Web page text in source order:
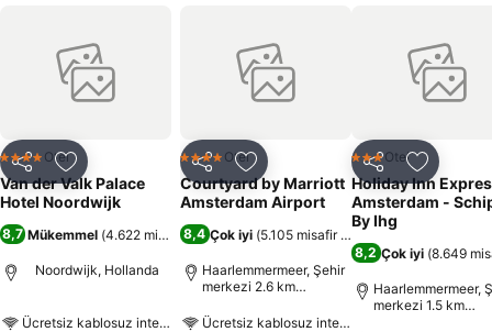
bunun yanında oda servis hizmetide bulunmaktadır. Otel bünyesinde
kapalı yüzme havuzu, spa ve sağlık merkezi, buhar banyosu ve
masaj salonu gibi mekanlar mevcuttur. Müşterilere odaya kahvaltı
verilmektedir. İş adamlarına özel iş merkezi bulunmaktadır. Odalarda
sigara içilmesi kesinlikle yasaktır. Odaların içerisinde minibar,
hanımlar için makyaj aynası, klima ve ısıtma sistemi, küvetli banyo ve
saç kurutma makinesi, uydu bağlantılı televizyon gibi hizmetler
bulunmaktadır.
Paylaş Favorilerime ekle
4 Yıldız Otel
Van der Valk Palace
Hotel Noordwijk
8,7 Mükemmel (4.622 misafir puanı)
Noordwijk, Hollanda
Ücretsiz kablosuz internet
Paylaş Favorilerime ekle
4 Yıldız Otel
Courtyard by Marriott
Amsterdam Airport
8,4 Çok iyi (5.105 misafir puanı
Haarlemmermeer, Şehir
merkezi 2.6 km
Ücretsiz kablosuz internet
Paylaş
3 YıldızOtel
Holiday Inn
Amsterdam -
By Ihg
8,2 Çok iyi (8.649
Haarlemmermeer,
merkezi 1.5 km